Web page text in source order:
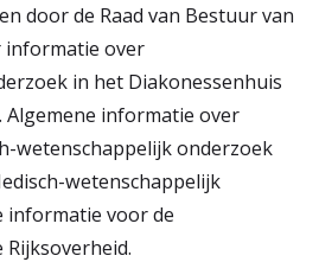
door de Raad van Bestuur van
informatie over
in het Diakonessenhuis
Algemene informatie over
wetenschappelijk onderzoek
wetenschappelijk
informatie voor de
Rijksoverheid.